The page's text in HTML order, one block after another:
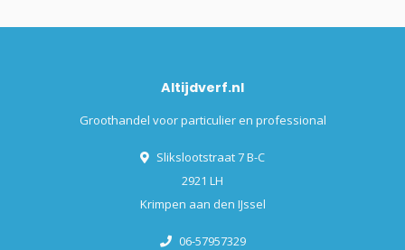
Altijdverf.nl
Groothandel voor particulier en professional
Slikslootstraat 7 B-C
2921 LH
Krimpen aan den IJssel
06-57957329